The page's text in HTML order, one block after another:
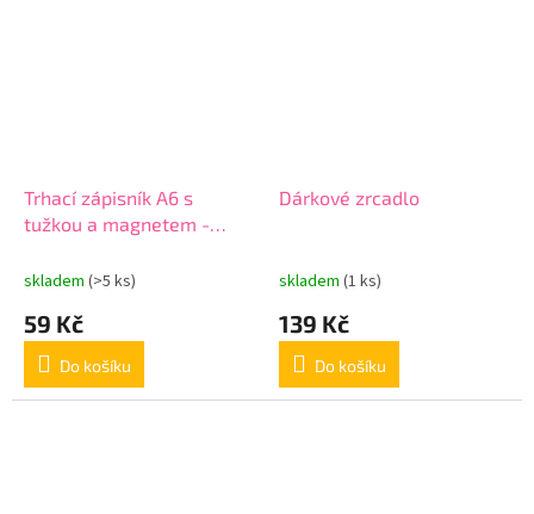
Trhací zápisník A6 s
tužkou a magnetem -
skladem (>5 ks)
59 Kč
Do košíku
Dárkové zrcadlo
skladem (1 ks)
139 Kč
Do košíku